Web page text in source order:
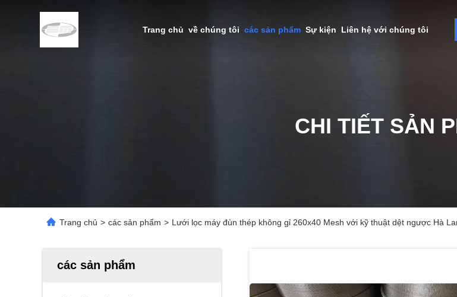
Trang chủ về chúng tôi các sản phẩm Sự kiện Liên hệ với chúng tôi
CHI TIẾT SẢN
Trang chủ > các sản phẩm > Lưới lọc máy đùn thép không gỉ 260x40 Mesh với kỹ thuật dệt ngược Hà
các sản phẩm